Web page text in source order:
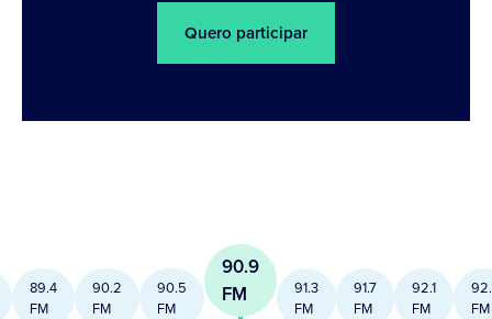
Quero participar
89.4
FM
90.2
FM
90.5
FM
90.9
FM
91.3
FM
91.7
FM
92.1
FM
FM